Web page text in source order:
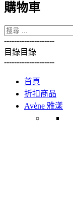
購物車
--------------------
目錄目錄
--------------------
首頁
折扣商品
Avène 雅漾